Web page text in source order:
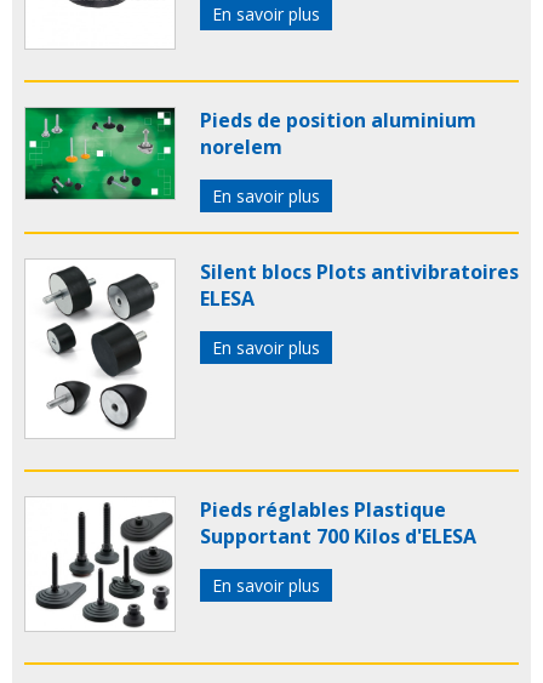
En savoir plus
Pieds de position aluminium
norelem
En savoir plus
Silent blocs Plots antivibratoires
ELESA
En savoir plus
Pieds réglables Plastique
Supportant 700 Kilos d'ELESA
En savoir plus